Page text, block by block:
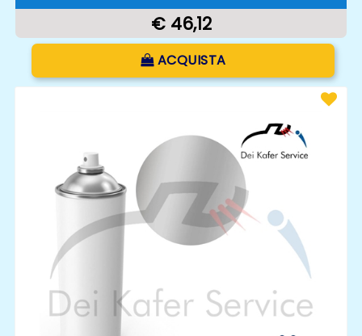
€ 46,12
Quantità
ACQUISTA